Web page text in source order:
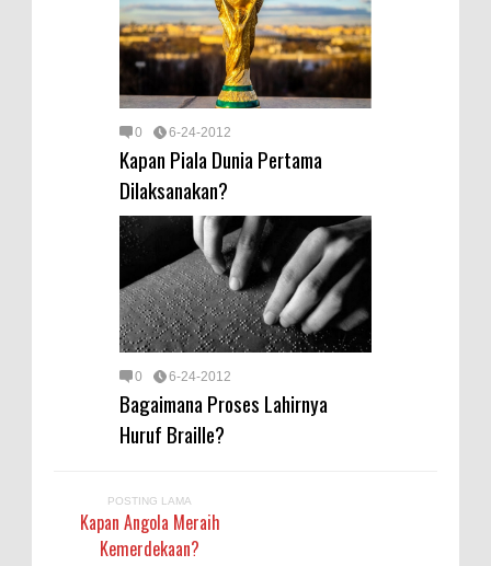
0 6-24-2012
Kapan Piala Dunia Pertama
Dilaksanakan?
0 6-24-2012
Bagaimana Proses Lahirnya
Huruf Braille?
POSTING LAMA
Kapan Angola Meraih
Kemerdekaan?